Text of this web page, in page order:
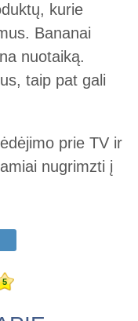
kurie
Bananai
nuotaiką.
taip pat gali
prie TV ir
nugrimzti į
5